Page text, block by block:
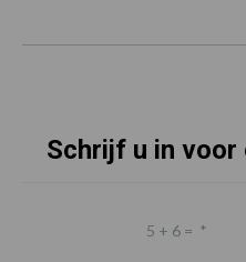
Schrijf u in
5 + 6 = *